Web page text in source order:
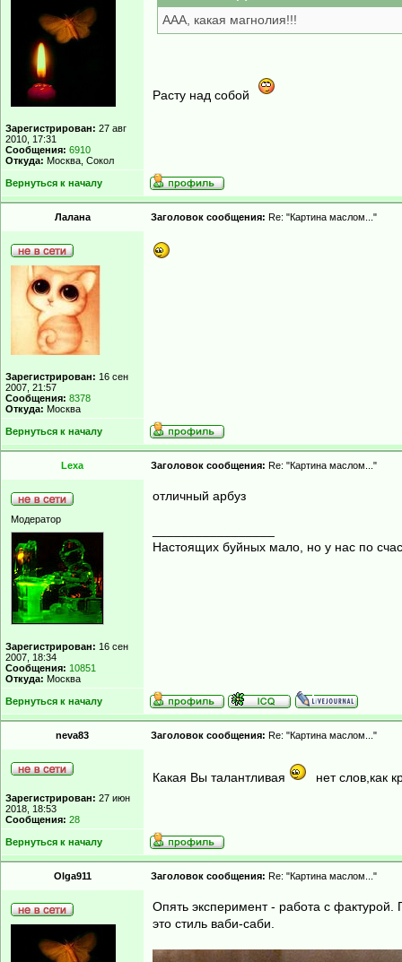
Зарегистрирован: 27 авг
2010, 17:31
Сообщения: 6910
Откуда: Москва, Сокол
ААА, какая магнолия!!!
Расту над собой
Вернуться к началу
Лалана Заголовок сообщения: Re: "Картина маслом..."
Зарегистрирован: 16 сен
2007, 21:57
Сообщения: 8378
Откуда: Москва
Вернуться к началу
Lexa Заголовок сообщения: Re: "Картина маслом..."
Модератор
Зарегистрирован: 16 сен
2007, 18:34
Сообщения: 10851
Откуда: Москва
отличный арбуз
Настоящих буйных мало, но у нас по
Вернуться к началу
neva83 Заголовок сообщения: Re: "Картина маслом..."
Зарегистрирован: 27 июн
2018, 18:53
Сообщения: 28
Какая Вы талантливая нет слов,как
Вернуться к началу
Olga911 Заголовок сообщения: Re: "Картина маслом..."
Опять эксперимент - работа с фактурой.
это стиль ваби-саби.